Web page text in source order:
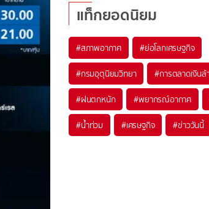
แท็กยอดนิยม
#สภาพอากาศ #ย่อโลกเศรษฐกิจ
#กรมอุตุนิยมวิทยา #การตลาดเงินล้
#ฝนตกหนัก #พยากรณ์อากาศ
#น้ำท่วม #เศรษฐกิจ #ข่าววันนี้